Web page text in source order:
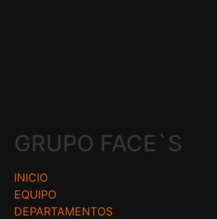
GRUPO FACE`S
INICIO
EQUIPO
DEPARTAMENTOS